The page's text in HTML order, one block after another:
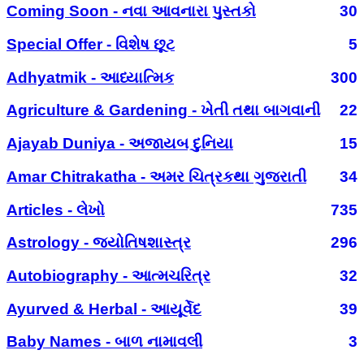
Coming Soon - નવા આવનારા પુસ્તકો
30
Special Offer - વિશેષ છૂટ
5
Adhyatmik - આધ્યાત્મિક
300
Agriculture & Gardening - ખેતી તથા બાગવાની
22
Ajayab Duniya - અજાયબ દુનિયા
15
Amar Chitrakatha - અમર ચિત્રકથા ગુજરાતી
34
Articles - લેખો
735
Astrology - જ્યોતિષશાસ્ત્ર
296
Autobiography - આત્મચરિત્ર
32
Ayurved & Herbal - આયૂર્વેદ
39
Baby Names - બાળ નામાવલી
3